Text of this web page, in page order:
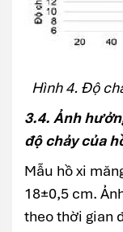
Hình 4. Độ
3.4. Ảnh
độ chảy của
Mẫu hồ xi
18±0,5 cm.
theo thời gian